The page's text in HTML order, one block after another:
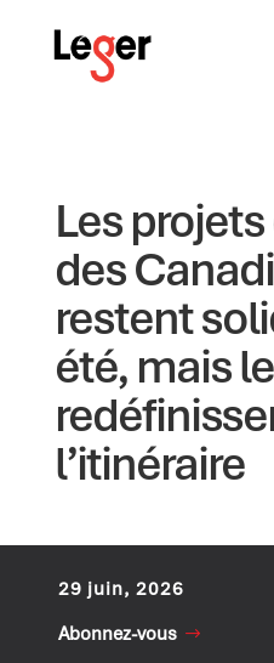
Les
des
restent
été, mais
l’itinéraire
29 juin, 2026
Abonnez-vous